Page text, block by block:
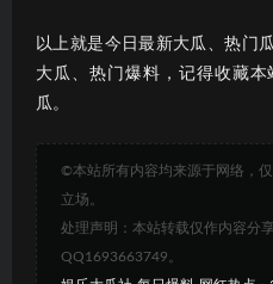
以上就是今日最新大瓜、热门
大瓜、热门爆料，记得收藏
瓜。
©本站所有内容均来源于网络，
立场。
处理声明：本站转载仅作内容分
QQ1693663749。